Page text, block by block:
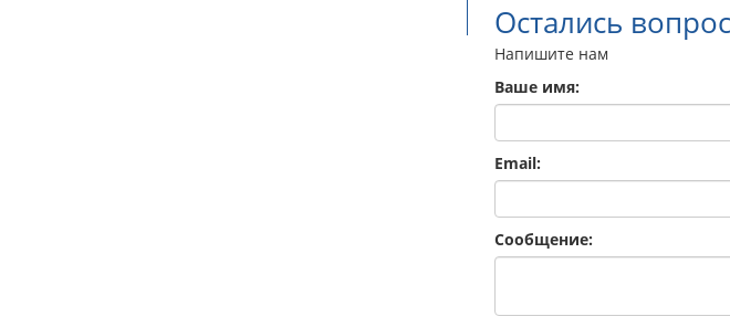
Остались
Напишите нам
Ваше имя:
Email:
Сообщение: